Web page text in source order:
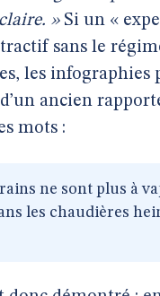
»Si un «
sans le
les infographies
ancien
mots :
ne sont plus à
les chaudières